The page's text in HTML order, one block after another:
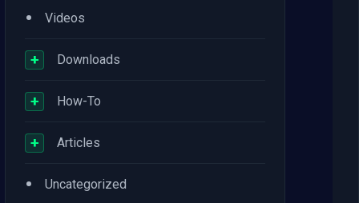
• Videos
+ Downloads
+ How-To
+ Articles
• Uncategorized